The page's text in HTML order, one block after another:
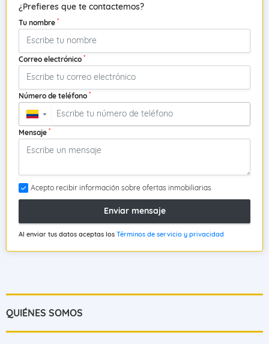
¿Prefieres que te contactemos?
Tu nombre *
Correo electrónico *
Número de teléfono *
▼
Mensaje *
Acepto recibir información sobre ofertas inmobiliarias
Enviar mensaje
Al enviar tus datos aceptas los Términos de servicio y privacidad
QUIÉNES SOMOS